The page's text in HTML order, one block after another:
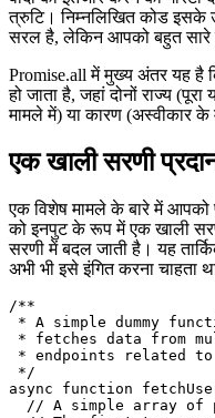
सौभाग्य से Promise.allSettled
वादों का इंतजार करने की गारंटी
त्रुटि। निम्नलिखित कोड इसके
सरल है, लेकिन आपको बहुत सारे
Promise.all में मुख्य अंतर यह है
हो जाता है, जहां दोनों राज्य
मामले में) या कारण (अस्वीकार के
एक खाली सरणी
एक विशेष मामले के बारे में आपको
को इनपुट के रूप में एक खाली
सरणी में बदल जाती है। यह
अभी भी इसे इंगित करना चाहता
/**
* A simple dummy
* fetches data from
* endpoints related